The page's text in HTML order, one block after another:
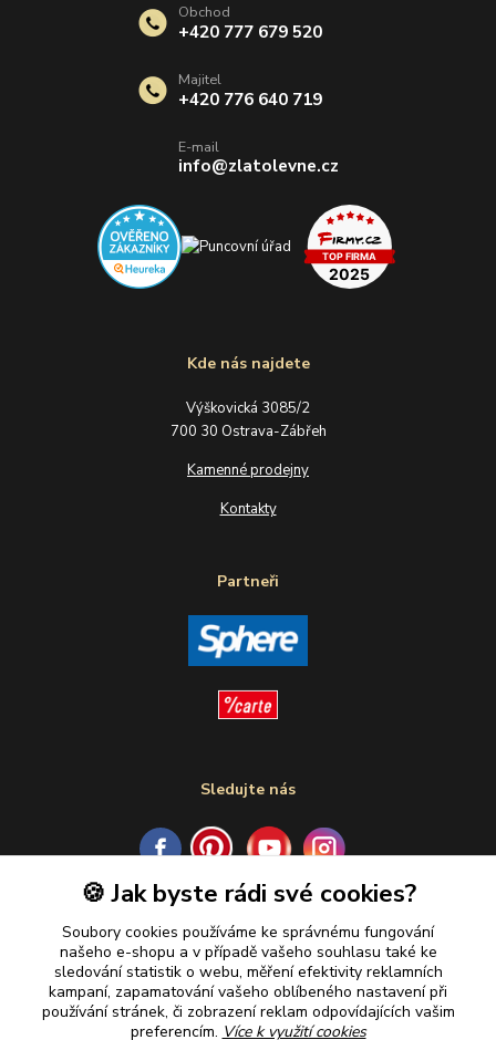
Kde nás najdete
Výškovická 3085/2
700 30 Ostrava-Zábřeh
Kamenné prodejny
Kontakty
Partneři
Sledujte nás
Obchod
+420 777 679 520
Majitel
+420 776 640 719
E-mail
info@zlatolevne.cz
🍪 Jak byste rádi své cookies?
Soubory cookies používáme ke správnému fungování
našeho e-shopu a v případě vašeho souhlasu také ke
sledování statistik o webu, měření efektivity reklamních
kampaní, zapamatování vašeho oblíbeného nastavení při
používání stránek, či zobrazení reklam odpovídajících vašim
preferencím. Více k využití cookies